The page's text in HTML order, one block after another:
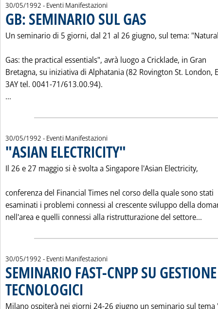
30/05/1992 - Eventi Manifestazioni
GB: SEMINARIO SUL GAS
Un seminario di 5 giorni, dal 21 al 26 giugno, sul tema:
Gas: the practical essentials", avrà luogo a Cricklade, in Gran
Bretagna, su iniziativa di Alphatania (82 Rovington St. London,
3AY tel. 0041-71/613.00.94).
...
30/05/1992 - Eventi Manifestazioni
"ASIAN ELECTRICITY"
Il 26 e 27 maggio si è svolta a Singapore l'Asian Electricity,
conferenza del Financial Times nel corso della quale sono stati
esaminati i problemi connessi al crescente sviluppo della
nell'area e quelli connessi alla ristrutturazione del settore...
30/05/1992 - Eventi Manifestazioni
SEMINARIO FAST-CNPP SU
TECNOLOGICI
Milano ospiterà nei giorni 24-26 giugno un seminario sul tema